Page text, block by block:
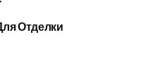
Отделки